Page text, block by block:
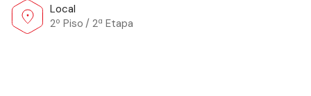
Local
2º Piso / 2ª Etapa